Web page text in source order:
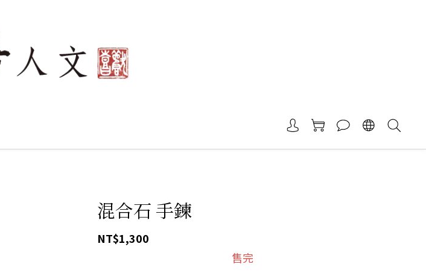
混合石 手鍊
NT$1,300
售完